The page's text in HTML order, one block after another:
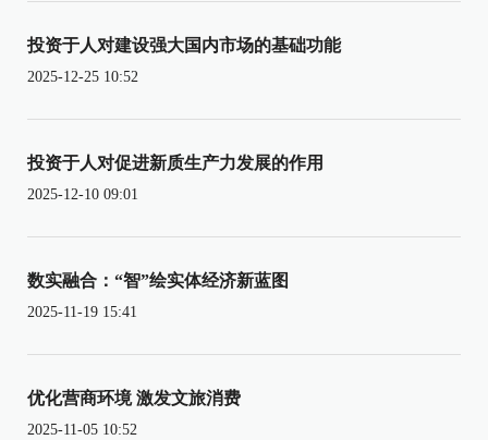
投资于人对建设强大国内市场的基础功能
2025-12-25 10:52
投资于人对促进新质生产力发展的作用
2025-12-10 09:01
数实融合：“智”绘实体经济新蓝图
2025-11-19 15:41
优化营商环境 激发文旅消费
2025-11-05 10:52